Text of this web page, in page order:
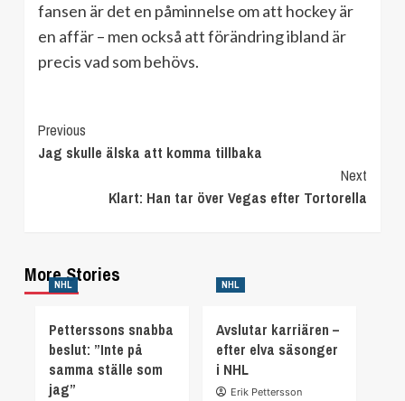
fansen är det en påminnelse om att hockey är
en affär – men också att förändring ibland är
precis vad som behövs.
Continue
Reading
Previous
Jag skulle älska att komma tillbaka
Next
Klart: Han tar över Vegas efter Tortorella
More Stories
NHL
Petterssons snabba
beslut: ”Inte på
samma ställe som
jag”
NHL
Avslutar karriären –
efter elva säsonger
i NHL
Erik Pettersson